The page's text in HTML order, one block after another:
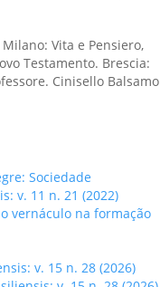
Milano: Vita e Pensiero,
Testamento. Brescia:
Cinisello Balsamo
Sociedade
v. 11 n. 21 (2022)
vernáculo na formação
v. 15 n. 28 (2026)